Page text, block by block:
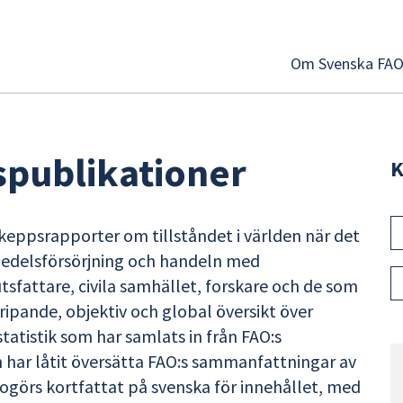
Om Svenska
om tillståndet i världen när det
och handeln med
civila samhället, forskare och de som
objektiv och global översikt över
som har samlats in från FAO:s
låtit översätta FAO:s sammanfattningar av
kortfattat på svenska för innehållet, med